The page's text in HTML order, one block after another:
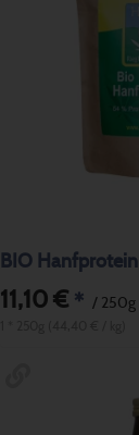
BIO Hanfprotein
11,10 €* / 250g